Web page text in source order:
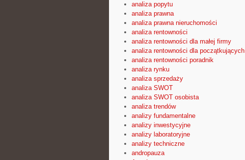
analiza popytu
analiza prawna
analiza prawna nieruchomości
analiza rentowności
analiza rentowności dla małej firmy
analiza rentowności dla początkujących
analiza rentowności poradnik
analiza rynku
analiza sprzedaży
analiza SWOT
analiza SWOT osobista
analiza trendów
analizy fundamentalne
analizy inwestycyjne
analizy laboratoryjne
analizy techniczne
andropauza